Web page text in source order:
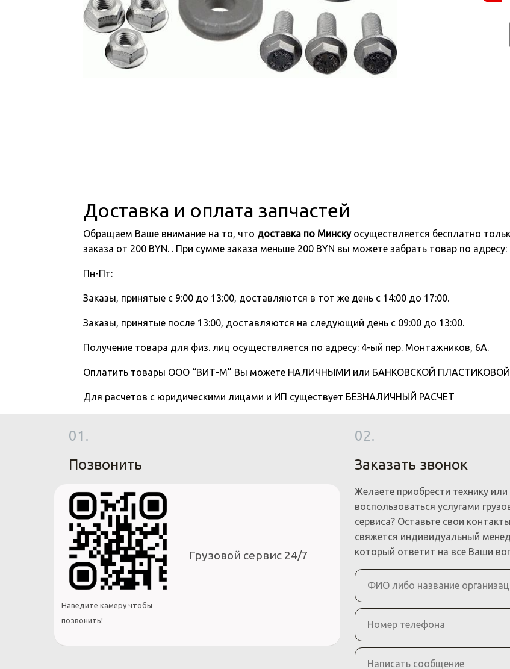
Доставка и оплата запчастей
Обращаем Ваше внимание на то, что доставка по Минскуосуществляется бесплатно
заказа от 200 BYN. . При сумме заказа меньше 200 BYN вы можете забрать товар по
Пн-Пт:
Заказы, принятые с 9:00 до 13:00, доставляются в тот же день с 14:00 до 17:00.
Заказы, принятые после 13:00, доставляются на следующий день с 09:00 до 13:00.
Получение товара для физ. лиц осуществляется по адресу: 4-ый пер. Монтажников, 6А.
Оплатить товары ООО “ВИТ-М” Вы можете НАЛИЧНЫМИ или БАНКОВСКОЙ ПЛАСТИКОВОЙ
Для расчетов с юридическими лицами и ИП существует БЕЗНАЛИЧНЫЙ РАСЧЕТ
01.
Позвонить
Наведите камеру чтобы
позвонить!
Грузовой сервис 24/7
02.
Заказать звонок
Желаете приобрести технику или
воспользоваться услугами
сервиса? Оставьте свои
свяжется индивидуальный
который ответит на все Ваши